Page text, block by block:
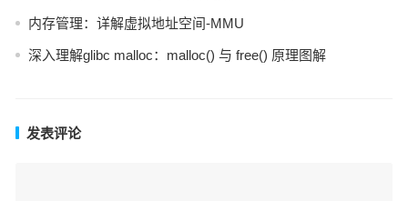
内存管理：详解虚拟地址空间-MMU
深入理解glibc malloc：malloc() 与 free() 原理图解
发表评论